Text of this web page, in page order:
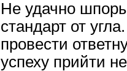
Не удачно
стандарт от
провести
успеху прийти